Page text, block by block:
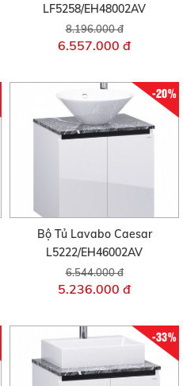
LF5258/EH48002AV
8.196.000 đ
6.557.000 đ
-20%
Bộ Tủ Lavabo Caesar
L5222/EH46002AV
6.544.000 đ
5.236.000 đ
-33%